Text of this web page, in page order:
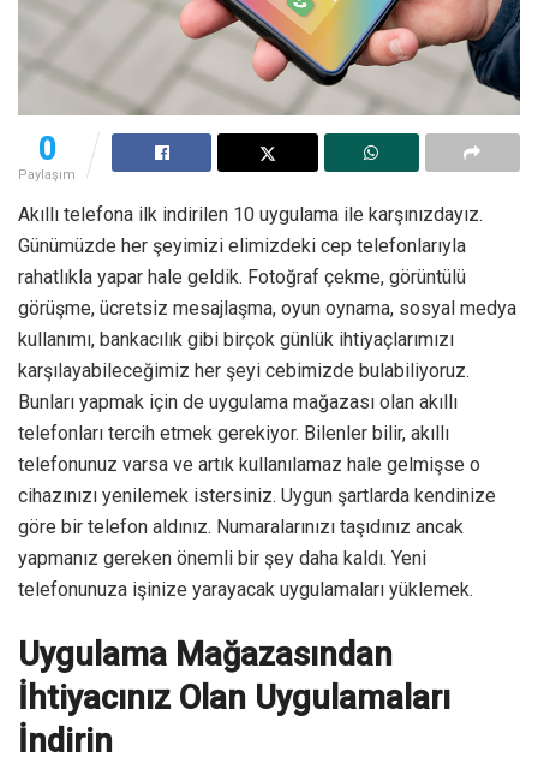
0
Paylaşım
Akıllı telefona ilk indirilen 10 uygulama ile karşınızdayız.
Günümüzde her şeyimizi elimizdeki cep telefonlarıyla
rahatlıkla yapar hale geldik. Fotoğraf çekme, görüntülü
görüşme, ücretsiz mesajlaşma, oyun oynama, sosyal medya
kullanımı, bankacılık gibi birçok günlük ihtiyaçlarımızı
karşılayabileceğimiz her şeyi cebimizde bulabiliyoruz.
Bunları yapmak için de uygulama mağazası olan akıllı
telefonları tercih etmek gerekiyor. Bilenler bilir, akıllı
telefonunuz varsa ve artık kullanılamaz hale gelmişse o
cihazınızı yenilemek istersiniz. Uygun şartlarda kendinize
göre bir telefon aldınız. Numaralarınızı taşıdınız ancak
yapmanız gereken önemli bir şey daha kaldı. Yeni
telefonunuza işinize yarayacak uygulamaları yüklemek.
Uygulama Mağazasından
İhtiyacınız Olan Uygulamaları
İndirin